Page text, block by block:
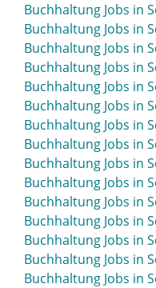
Buchhaltung Jobs in
Buchhaltung Jobs in
Buchhaltung Jobs in
Buchhaltung Jobs in
Buchhaltung Jobs in
Buchhaltung Jobs in
Buchhaltung Jobs in
Buchhaltung Jobs in
Buchhaltung Jobs in
Buchhaltung Jobs in
Buchhaltung Jobs in
Buchhaltung Jobs in
Buchhaltung Jobs in
Buchhaltung Jobs in
Buchhaltung Jobs in